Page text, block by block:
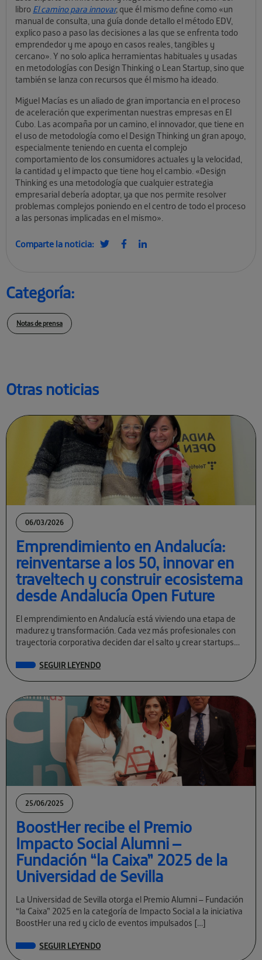
Otras noticias
06/03/2026
Emprendimiento en Andalucía:
reinventarse a los 50, innovar en
traveltech y construir ecosistema
desde Andalucía Open Future
El emprendimiento en Andalucía está viviendo una etapa de
madurez y transformación. Cada vez más profesionales con
trayectoria corporativa deciden dar el salto y crear startups
SEGUIR LEYENDO
25/06/2025
BoostHer recibe el Premio
Impacto Social Alumni –
Fundación “la Caixa” 2025 de la
Universidad de Sevilla
La Universidad de Sevilla otorga el Premio Alumni – Fundación
“la Caixa” 2025 en la categoría de Impacto Social a la iniciativa
BoostHer una red y ciclo de eventos impulsados […]
SEGUIR LEYENDO
libro El camino para innovar,que él mismo define como «un
manual de consulta, una guía donde detallo el método EDV,
explico paso a paso las decisiones a las que se enfrenta todo
emprendedor y me apoyo en casos reales, tangibles y
cercano». Y no solo aplica herramientas habituales y usadas
en metodologías con Design Thinking o Lean Startup, sino que
también se lanza con recursos que él mismo ha ideado.
Miguel Macías es un aliado de gran importancia en el proceso
de aceleración que experimentan nuestras empresas en El
Cubo. Las acompaña por un camino, el innovador, que tiene en
el uso de metodología como el Design Thinking un gran apoyo,
especialmente teniendo en cuenta el complejo
comportamiento de los consumidores actuales y la velocidad,
la cantidad y el impacto que tiene hoy el cambio. «Design
Thinking es una metodología que cualquier estrategia
empresarial debería adoptar, ya que nos permite resolver
problemas complejos poniendo en el centro de todo el proceso
a las personas implicadas en el mismo».
Comparte la noticia:
Categoría:
Notas de prensa